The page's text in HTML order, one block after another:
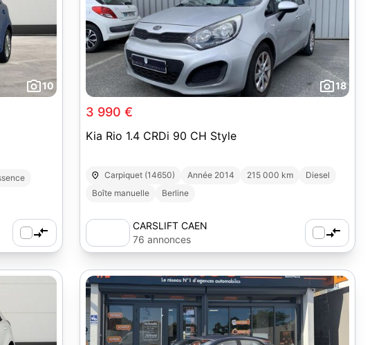
10 18
3 990 €
Kia Rio 1.4 CRDi 90 CH Style
Carpiquet (14650) Année 2014 215 000 km
Diesel
Boîte manuelle
Berline
CARSLIFT CAEN
76 annonces